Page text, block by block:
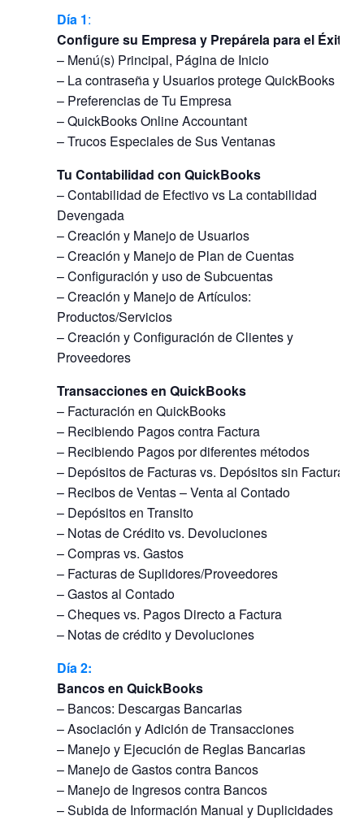
Día 1:
Configure su Empresa y Prepárela para el Éxito
– Menú(s) Principal, Página de Inicio
– La contraseña y Usuarios protege QuickBooks
– Preferencias de Tu Empresa
– QuickBooks Online Accountant
– Trucos Especiales de Sus Ventanas
Tu Contabilidad con QuickBooks
– Contabilidad de Efectivo vs La contabilidad
Devengada
– Creación y Manejo de Usuarios
– Creación y Manejo de Plan de Cuentas
– Configuración y uso de Subcuentas
– Creación y Manejo de Artículos:
Productos/Servicios
– Creación y Configuración de Clientes y
Proveedores
Transacciones en QuickBooks
– Facturación en QuickBooks
– Recibiendo Pagos contra Factura
– Recibiendo Pagos por diferentes métodos
– Depósitos de Facturas vs. Depósitos sin Factura
– Recibos de Ventas – Venta al Contado
– Depósitos en Transito
– Notas de Crédito vs. Devoluciones
– Compras vs. Gastos
– Facturas de Suplidores/Proveedores
– Gastos al Contado
– Cheques vs. Pagos Directo a Factura
– Notas de crédito y Devoluciones
Día2:
Bancos en QuickBooks
– Bancos: Descargas Bancarias
– Asociación y Adición de Transacciones
– Manejo y Ejecución de Reglas Bancarias
– Manejo de Gastos contra Bancos
– Manejo de Ingresos contra Bancos
– Subida de Información Manual y Duplicidades